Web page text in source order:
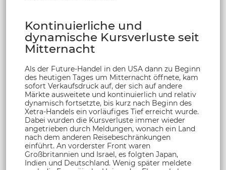
Kontinuierliche und
dynamische Kursverluste seit
Mitternacht
Als der Future-Handel in den USA dann zu Beginn
des heutigen Tages um Mitternacht öffnete, kam
sofort Verkaufsdruck auf, der sich auf andere
Märkte ausweitete und kontinuierlich und relativ
dynamisch fortsetzte, bis kurz nach Beginn des
Xetra-Handels ein vorläufiges Tief erreicht wurde.
Dabei wurden die Kursverluste immer wieder
angetrieben durch Meldungen, wonach ein Land
nach dem anderen Reisebeschränkungen
einführt. An vorderster Front waren
Großbritannien und Israel, es folgten Japan,
Indien und Deutschland. Wenig später meldete